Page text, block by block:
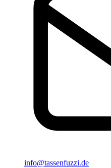
info@tassenfuzzi.de